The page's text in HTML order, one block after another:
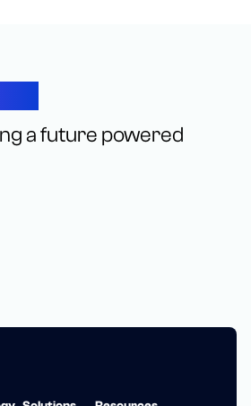
a future powered